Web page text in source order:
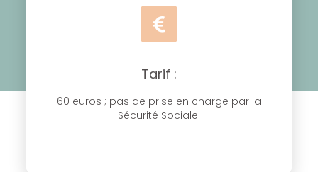
Tarif :
60 euros ; pas de prise en charge par la
Sécurité Sociale.